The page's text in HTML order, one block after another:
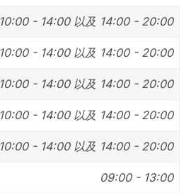
10:00 - 14:00 以及 14:00 - 20:00
10:00 - 14:00 以及 14:00 - 20:00
10:00 - 14:00 以及 14:00 - 20:00
10:00 - 14:00 以及 14:00 - 20:00
10:00 - 14:00 以及 14:00 - 20:00
09:00 - 13:00